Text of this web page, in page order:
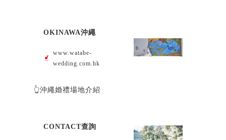
OKINAWA沖繩
www.watabe-
wedding.com.hk
👆沖繩婚禮場地介紹
CONTACT查詢